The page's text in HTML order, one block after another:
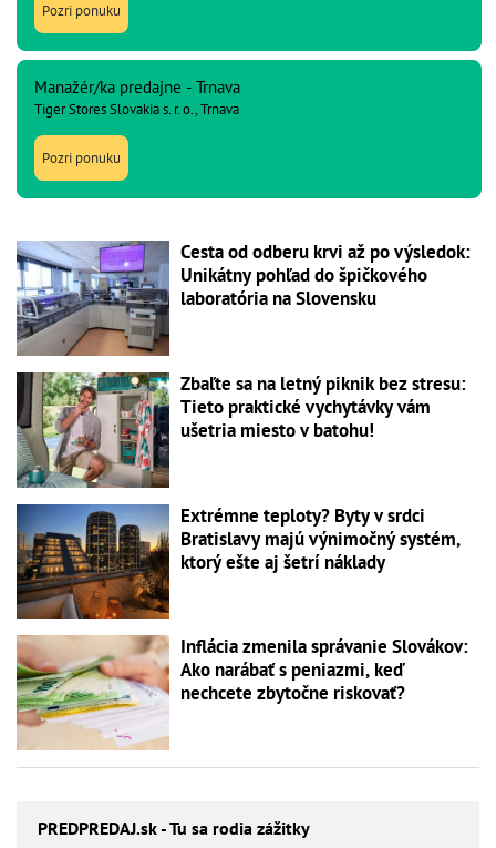
Pozri ponuku
Manažér/ka predajne - Trnava
Tiger Stores Slovakia s. r. o., Trnava
Pozri ponuku
Cesta od odberu krvi až po výsledok:
Unikátny pohľad do špičkového
laboratória na Slovensku
Zbaľte sa na letný piknik bez stresu:
Tieto praktické vychytávky vám
ušetria miesto v batohu!
Extrémne teploty? Byty v srdci
Bratislavy majú výnimočný systém,
ktorý ešte aj šetrí náklady
Inflácia zmenila správanie Slovákov:
Ako narábať s peniazmi, keď
nechcete zbytočne riskovať?
PREDPREDAJ.sk - Tu sa rodia zážitky